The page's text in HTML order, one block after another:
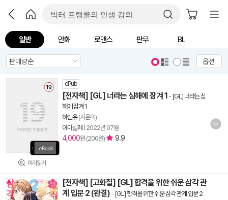
일반 만화 로맨스 판무 BL
옵션
미리읽기
ePub
[전자책] [GL] 너라는 심해에 잠겨 1 - [GL] 너라는 심
해에 잠겨 1
하빈유(지은이)
아마빌레
2022년 07월
4,000원 (200원) 9.9
[전자책] [고화질] [GL] 합격을 위한 쉬운 삼각 관
계 입문 2 (완결) - [GL] 합격을 위한 쉬운 삼각 관계 입문 2